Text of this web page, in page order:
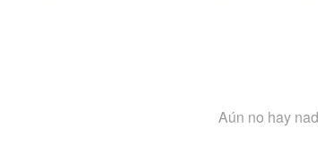
Aún no hay